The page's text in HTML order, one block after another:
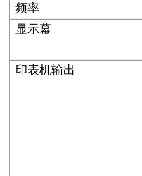
频率
显示幕
印表机输出